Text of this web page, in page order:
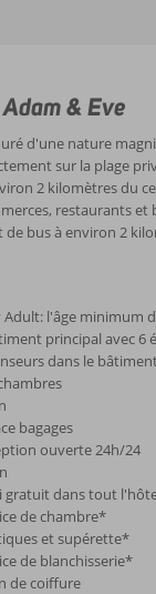
& Eve
d'une nature
sur la plage
2 kilomètres du
restaurants et
de bus à environ 2
Adult: l'âge minimum
principal avec 6
dans le
bagages
ouverte 24h/24
gratuit dans tout
de chambre*
et supérette*
de blanchisserie*
de coiffure